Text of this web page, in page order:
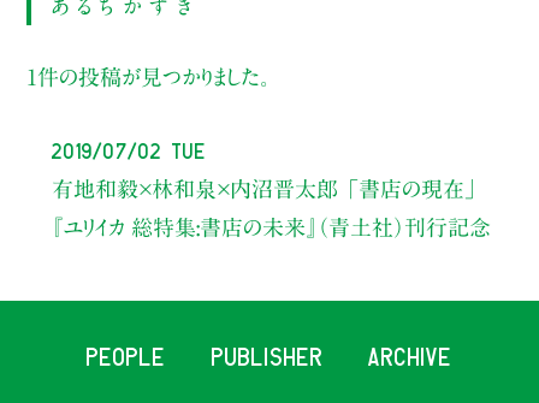
あるちかずき
1件の投稿が見つかりました。
2019/07/02 Tue
有地和毅×林和泉×内沼晋太郎
「書店の現在」
『ユリイカ 総特集:書店の未来』（青土社）刊行記念
PEOPLE PUBLISHER ARCHIVE